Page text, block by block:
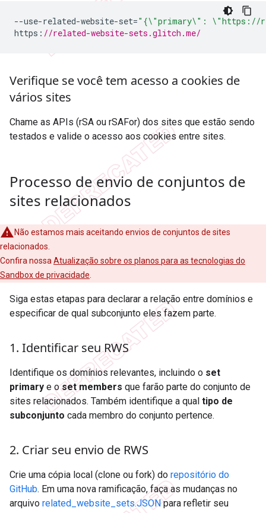
--use-related-website-set="{\"primary\": \"https://
https : //related-website-sets.glitch.me/
Verifique se você tem acesso a cookies de
vários sites
Chame as APIs (rSA ou rSAFor) dos sites que estão sendo
testados e valide o acesso aos cookies entre sites.
Processo de envio de conjuntos de
sites relacionados
Não estamos mais aceitando envios de conjuntos de sites
relacionados.
Confira nossa Atualização sobre os planos para as tecnologias do
Sandbox de privacidade
Siga estas etapas para declarar a relação entre domínios e
especificar de qual subconjunto eles fazem parte.
1. Identificar seu RWS
Identifique os domínios relevantes, incluindo o set
primary e oset members que farão parte do conjunto de
sites relacionados. Também identifique a qual tipo de
subconjunto cada membro do conjunto pertence.
2. Criar seu envio de RWS
Crie uma cópia local (clone ou fork) do repositório do
GitHub. Em uma nova ramificação, faça as mudanças no
arquivo related_website_sets.JSONpara refletir seu